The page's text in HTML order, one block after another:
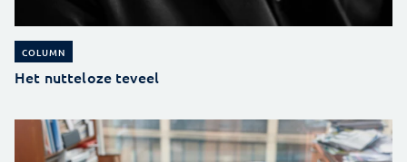
COLUMN
Het nutteloze teveel